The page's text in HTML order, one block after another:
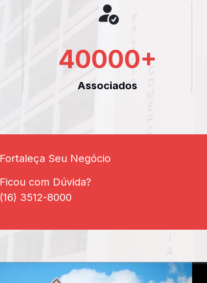
40000+
Associados
Fortaleça Seu Negócio
Ficou com Dúvida?
(16) 3512-8000